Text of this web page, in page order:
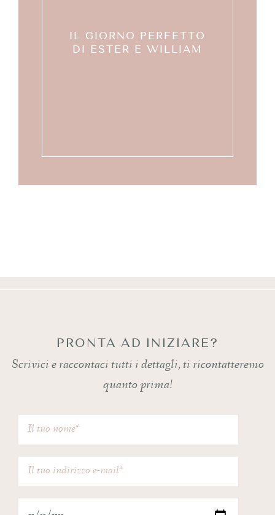
IL GIORNO PERFETTO
DI ESTER E WILLIAM
PRONTA AD INIZIARE?
Scrivici e raccontaci tutti i dettagli, ti ricontatteremo
quanto prima!